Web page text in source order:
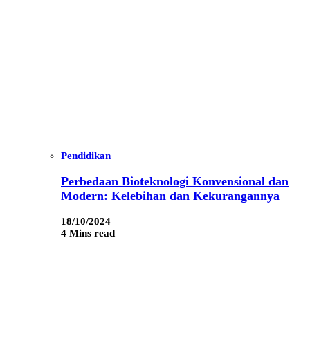
Pendidikan
Perbedaan Bioteknologi Konvensional dan
Modern: Kelebihan dan Kekurangannya
18/10/2024
4 Mins read